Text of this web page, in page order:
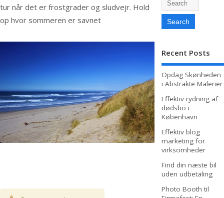
tur når det er frostgrader og sludvejr. Hold
op hvor sommeren er savnet
Recent Posts
Opdag Skønheden
i Abstrakte Malerier
Effektiv rydning af
dødsbo i
København
Effektiv blog
marketing for
virksomheder
Find din næste bil
uden udbetaling
Photo Booth til